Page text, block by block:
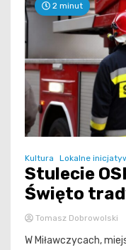
2 minut
Kultura Lokalne
Stulecie
Święto
Tomasz Dobrowolski
W Miławczycach,